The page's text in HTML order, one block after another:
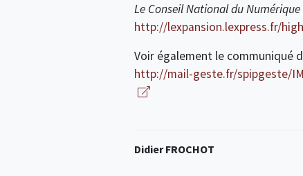
Le Conseil National du
http://lexpansion.lexpress.fr/
Voir également le communiqué
http://mail-geste.fr/spipgeste/
Didier FROCHOT